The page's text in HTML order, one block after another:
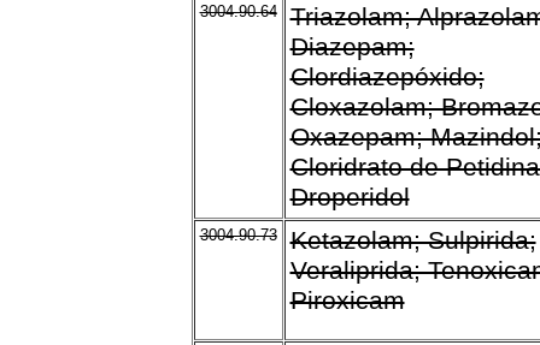
3004.90.64
Triazolam;
Diazepam;
Clordiazepóxido;
Cloxazolam;
Oxazepam;
Cloridrato de
Droperidol
3004.90.73
Ketazolam; Sulpirida;
Veraliprida;
Piroxicam